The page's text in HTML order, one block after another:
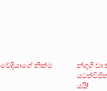
නික්ම
න්ගුගි වා
යයි!